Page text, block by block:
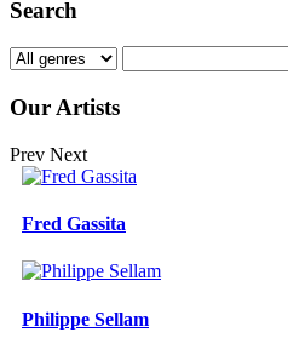
Search
Our Artists
Prev Next
Fred Gassita
Philippe Sellam